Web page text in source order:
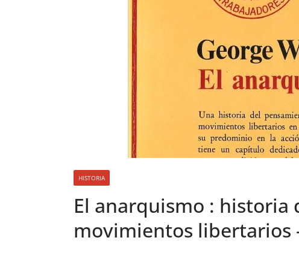
HISTORIA
El anarquismo : historia
movimientos libertarios